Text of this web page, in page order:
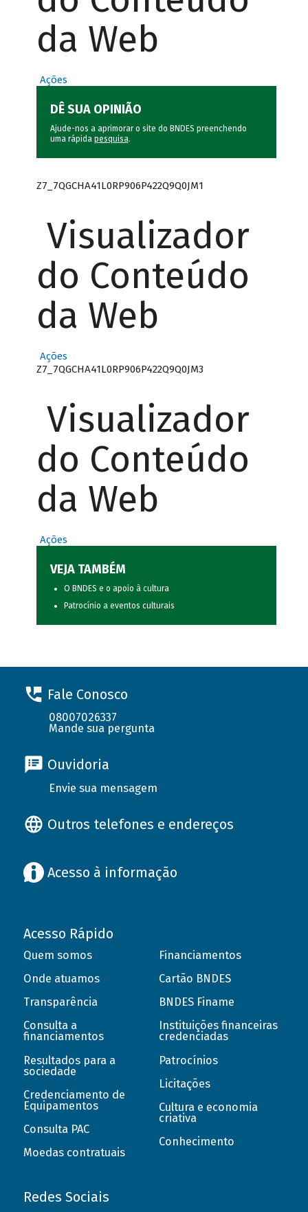
da Web
Ações
DÊ SUA OPINIÃO
Ajude-nos a aprimorar o site do BNDES preenchendo
uma rápida pesquisa.
Z7_7QGCHA41L0RP906P422Q9Q0JM1
Visualizador
do Conteúdo
da Web
Ações
Z7_7QGCHA41L0RP906P422Q9Q0JM3
Visualizador
do Conteúdo
da Web
Ações
VEJA TAMBÉM
O BNDES e o apoio à cultura
Patrocínio a eventos culturais
Fale Conosco
08007026337
Mande sua pergunta
Ouvidoria
Envie sua mensagem
Outros telefones e endereços
Acesso à informação
Acesso Rápido
Quem somos
Onde atuamos
Transparência
Consulta a
financiamentos
Resultados para a
sociedade
Credenciamento de
Equipamentos
Consulta PAC
Moedas contratuais
Financiamentos
Cartão BNDES
BNDES Finame
Instituições financeiras
credenciadas
Patrocínios
Licitações
Cultura e economia
criativa
Conhecimento
Redes Sociais